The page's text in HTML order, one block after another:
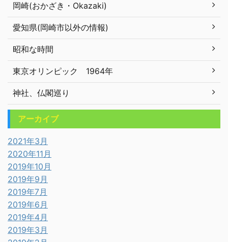
岡崎(おかざき・Okazaki)
愛知県(岡崎市以外の情報)
昭和な時間
東京オリンピック 1964年
神社、仏閣巡り
アーカイブ
2021年3月
2020年11月
2019年10月
2019年9月
2019年7月
2019年6月
2019年4月
2019年3月